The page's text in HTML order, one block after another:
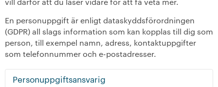
Vår boendeform
Jobba hos oss
En personuppgift är enligt dataskyddsförordningen
(GDPR) all slags information som kan kopplas till dig som
person, till exempel namn, adress, kontaktuppgifter
som telefonnummer och e-postadresser.
Personuppgiftsansvarig